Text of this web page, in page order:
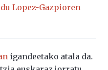
Lopez-Gazpioren
igandeetako atala da.